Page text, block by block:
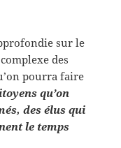
sur le
des
pourra faire
qu’on
des élus qui
le temps